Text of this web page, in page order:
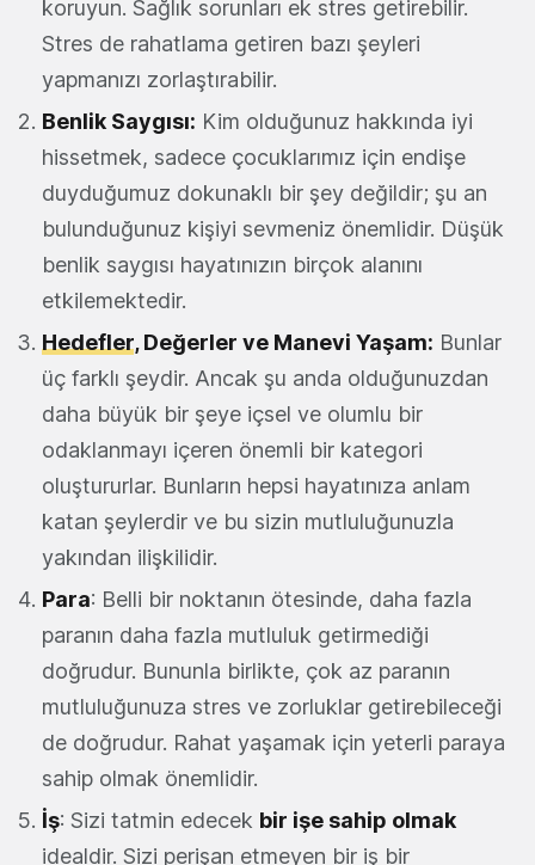
koruyun. Sağlık sorunları ek stres getirebilir.
Stres de rahatlama getiren bazı şeyleri
yapmanızı zorlaştırabilir.
Benlik Saygısı: Kim olduğunuz hakkında iyi
hissetmek, sadece çocuklarımız için endişe
duyduğumuz dokunaklı bir şey değildir; şu an
bulunduğunuz kişiyi sevmeniz önemlidir. Düşük
benlik saygısı hayatınızın birçok alanını
etkilemektedir.
Hedefler, Değerler ve Manevi Yaşam: Bunlar
üç farklı şeydir. Ancak şu anda olduğunuzdan
daha büyük bir şeye içsel ve olumlu bir
odaklanmayı içeren önemli bir kategori
oluştururlar. Bunların hepsi hayatınıza anlam
katan şeylerdir ve bu sizin mutluluğunuzla
yakından ilişkilidir.
Para: Belli bir noktanın ötesinde, daha fazla
paranın daha fazla mutluluk getirmediği
doğrudur. Bununla birlikte, çok az paranın
mutluluğunuza stres ve zorluklar getirebileceği
de doğrudur. Rahat yaşamak için yeterli paraya
sahip olmak önemlidir.
İş: Sizi tatmin edecek bir işe sahip olmak
idealdir. Sizi perişan etmeyen bir iş bir